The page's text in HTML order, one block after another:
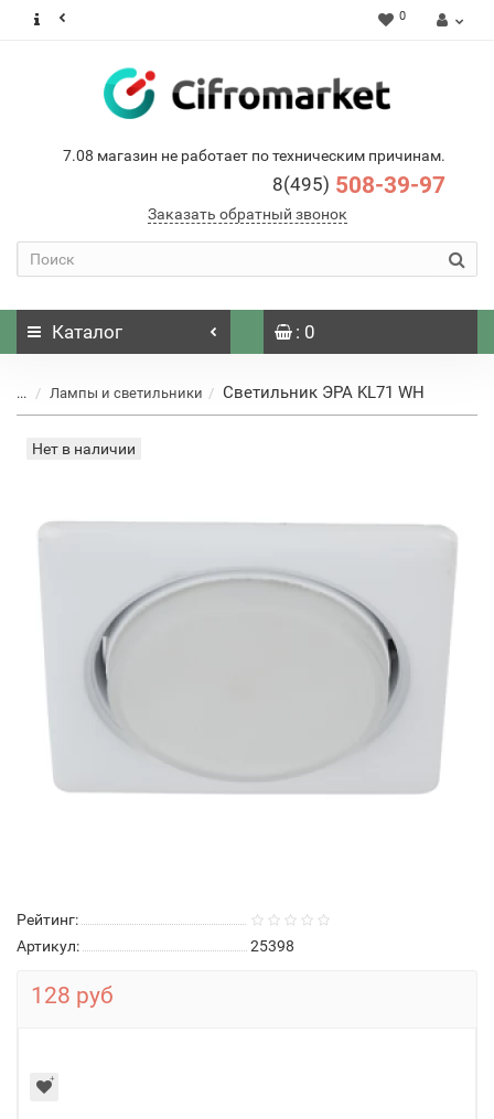
0
7.08 магазин не работает по техническим причинам.
8(495) 508-39-97
Заказать обратный звонок
Каталог : 0
... Лампы и светильники Светильник ЭРА KL71 WH
Нет в наличии
Рейтинг:
Артикул:
25398
128 руб